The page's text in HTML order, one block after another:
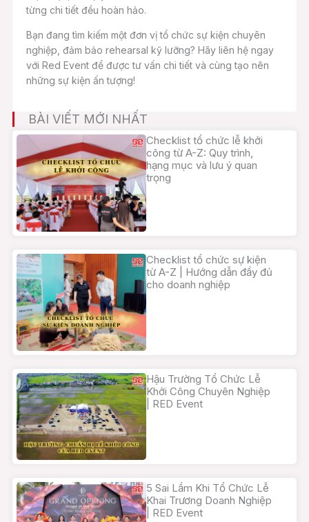
từng chi tiết đều hoàn hảo.
Bạn đang tìm kiếm một đơn vị tổ chức sự kiện chuyên
nghiệp, đảm bảo rehearsal kỹ lưỡng? Hãy liên hệ ngay
với Red Event để được tư vấn chi tiết và cùng tạo nên
những sự kiện ấn tượng!
BÀI VIẾT MỚI NHẤT
Checklist tổ chức lễ khởi
công từ A-Z: Quy trình,
hạng mục và lưu ý quan
trọng
Checklist tổ chức sự kiện
từ A-Z | Hướng dẫn đầy đủ
cho doanh nghiệp
Hậu Trường Tổ Chức Lễ
Khởi Công Chuyên Nghiệp
| RED Event
5 Sai Lầm Khi Tổ Chức Lễ
Khai Trương Doanh Nghiệp
| RED Event